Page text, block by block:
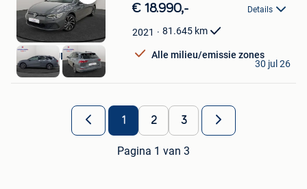
Bewaren
in
Mijn
Favorieten
€ 18.990,- Details
2021 81.645 km
Alle milieu/emissie zones
AUTOKRUISPUNT
Tielt
30 jul 26
1 2 3
Pagina 1 van 3